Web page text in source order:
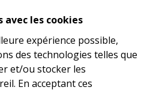
avec les cookies
expérience possible,
des technologies telles que
et/ou stocker les
En acceptant ces